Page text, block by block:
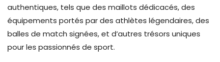
authentiques, tels que des maillots dédicacés, des
équipements portés par des athlètes légendaires, des
balles de match signées, et d’autres trésors uniques
pour les passionnés de sport.